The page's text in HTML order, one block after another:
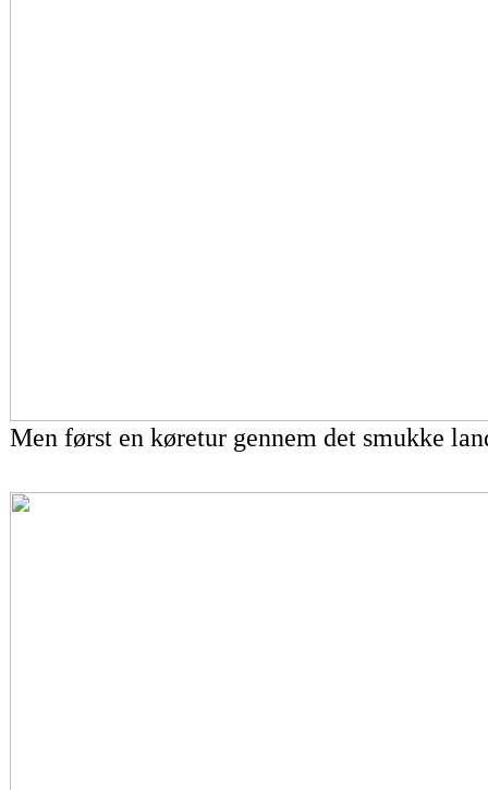
Men først en køretur gennem det smukke